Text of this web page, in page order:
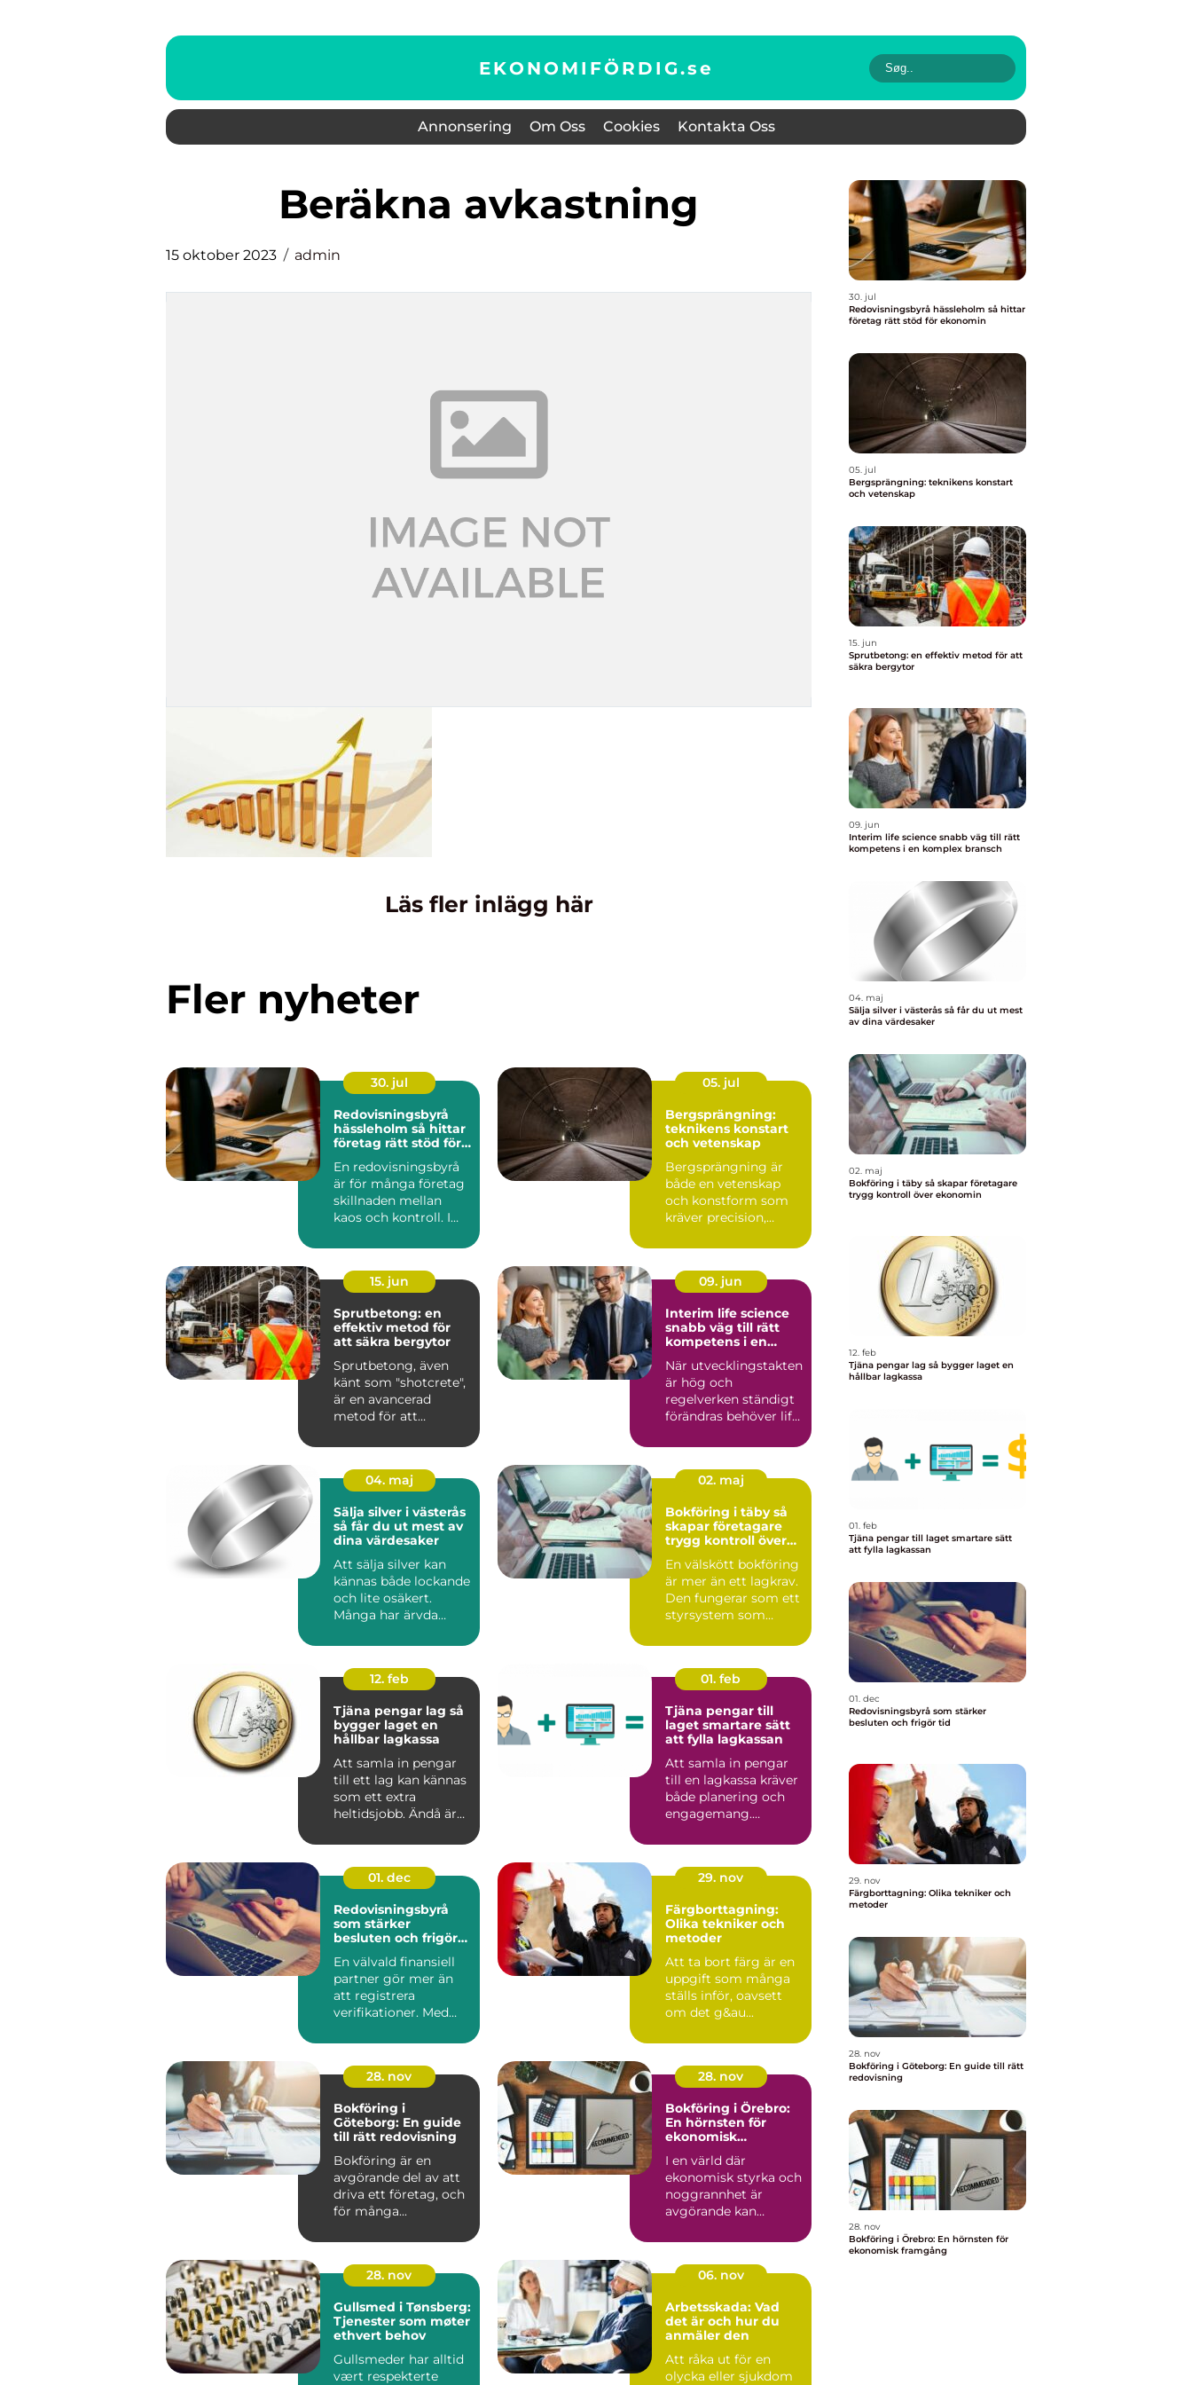
EKONOMIFÖRDIG.se
Annonsering Om Oss Cookies Kontakta Oss
beräkna avkastning
15 oktober 2023 admin
Läs fler inlägg här
Fler nyheter
30. jul
Redovisningsbyrå
hässleholm så hittar
företag rätt stöd för
En redovisningsbyrå
är för många företag
skillnaden mellan
kaos och kontroll. I
det...
05. jul
Bergsprängning:
teknikens konstart
och vetenskap
Bergsprängning är
både en vetenskap
och konstform som
kräver precision,
teknik. ...
15. jun
Sprutbetong: en
effektiv metod för
att säkra bergytor
Sprutbetong, även
känt som "shotcrete",
är en avancerad
metod för att
09. jun
Interim life science
snabb väg till rätt
kompetens i en
När utvecklingstakten
är hög och
regelverken ständigt
förändras behöver life
sna...
04. maj
Sälja silver i västerås
så får du ut mest av
dina värdesaker
Att sälja silver kan
kännas både lockande
och lite osäkert.
Många har ärvda
smyc...
02. maj
Bokföring i täby så
skapar företagare
trygg kontroll över
En välskött bokföring
är mer än ett lagkrav.
Den fungerar som ett
styrsystem som
12. feb
Tjäna pengar lag så
bygger laget en
hållbar lagkassa
Att samla in pengar
till ett lag kan kännas
som ett extra
heltidsjobb. Ändå är
01. feb
Tjäna pengar till
laget smartare sätt
att fylla lagkassan
Att samla in pengar
till en lagkassa kräver
både planering och
engagemang.
en cu...
01. dec
Redovisningsbyrå
som stärker
besluten och frigör
En välvald finansiell
partner gör mer än
att registrera
verifikationer. Med
29. nov
Färgborttagning:
Olika tekniker och
metoder
Att ta bort färg är en
uppgift som många
ställs inför, oavsett
om det g&au...
28. nov
Bokföring i
Göteborg: En guide
till rätt redovisning
Bokföring är en
avgörande del av att
driva ett företag, och
för många...
28. nov
Bokföring i Örebro:
En hörnsten för
ekonomisk
I en värld där
ekonomisk styrka och
noggrannhet är
avgörande kan
28. nov
Gullsmed i Tønsberg:
Tjenester som møter
ethvert behov
Gullsmeder har alltid
vært respekterte
06. nov
Arbetsskada: Vad
det är och hur du
anmäler den
Att råka ut för en
olycka eller sjukdom
30. jul
Redovisningsbyrå hässleholm så hittar
företag rätt stöd för ekonomin
05. jul
Bergsprängning: teknikens konstart
och vetenskap
15. jun
Sprutbetong: en effektiv metod för att
säkra bergytor
09. jun
Interim life science snabb väg till rätt
kompetens i en komplex bransch
04. maj
Sälja silver i västerås så får du ut mest
av dina värdesaker
02. maj
Bokföring i täby så skapar företagare
trygg kontroll över ekonomin
12. feb
Tjäna pengar lag så bygger laget en
hållbar lagkassa
01. feb
Tjäna pengar till laget smartare sätt
att fylla lagkassan
01. dec
Redovisningsbyrå som stärker
besluten och frigör tid
29. nov
Färgborttagning: Olika tekniker och
metoder
28. nov
Bokföring i Göteborg: En guide till rätt
redovisning
28. nov
Bokföring i Örebro: En hörnsten för
ekonomisk framgång